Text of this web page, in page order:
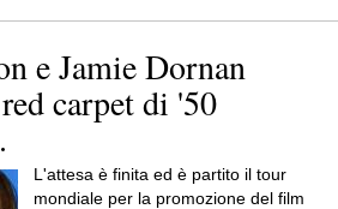
e Jamie Dornan
carpet di '50
L'attesa è finita ed è partito il tour
mondiale per la promozione del film